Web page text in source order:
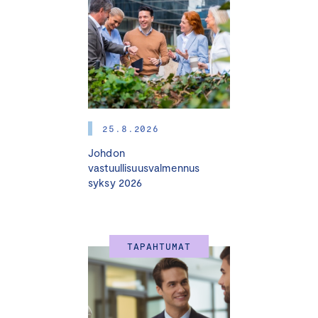
Merli Juustila, vastuullisuusasiantuntija,
Keskuskauppakamari
klo 9.00 Minja Sillanpää, konsultti, ilmasto- ja energia,
klo 9.10 Tomi Järvinen
Keskuskauppakamari
klo 9.30 Tilaisuus päättyy
25.8.2026
Johdon
vastuullisuusvalmennus
syksy 2026
TAPAHTUMAT